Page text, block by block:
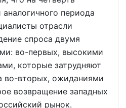
периода
отрасли
спроса двумя
во-первых, высокими
которые затрудняют
во-вторых, ожиданиями
возвращение западных
рынок.